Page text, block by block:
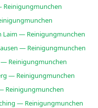
Reinigungmunchen
Laim — Reinigungmunchen
— Reinigungmunchen
Reinigungmunchen
— Reinigungmunchen
Reinigungmunchen
— Reinigungmunchen